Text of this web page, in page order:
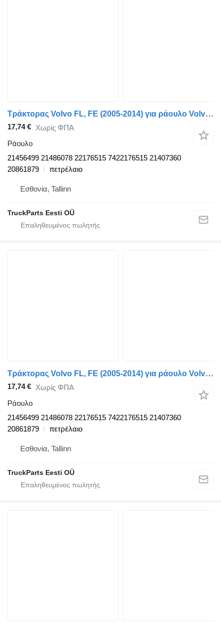
Τράκτορας Volvo FL, FE (2005-2014) για ράουλο Volvo FE (01.06-) 21456499
17,74 € Χωρίς ΦΠΑ
Ράουλο
21456499 21486078 22176515 7422176515 21407360
20861879
πετρέλαιο
Εσθονία, Tallinn
TruckParts Eesti OÜ
Τράκτορας Volvo FL, FE (2005-2014) για ράουλο Volvo FE (01.06-) 21456499
17,74 € Χωρίς ΦΠΑ
Ράουλο
21456499 21486078 22176515 7422176515 21407360
20861879
πετρέλαιο
Εσθονία, Tallinn
TruckParts Eesti OÜ